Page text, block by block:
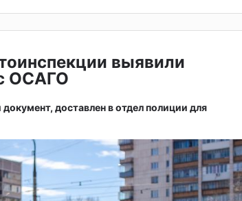
выявили
ОСАГО
доставлен в отдел полиции для